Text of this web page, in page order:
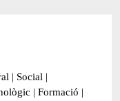
| Social |
| Formació |